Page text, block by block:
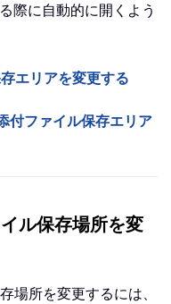
際に自動的に開くよう
エリアを変更する
ファイル保存エリア
ル保存場所を変
場所を変更するには、